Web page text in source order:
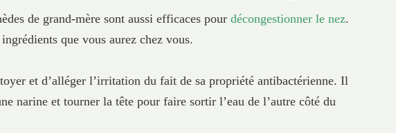
de grand-mère sont aussi efficaces pourdécongestionner le nez.
que vous aurez chez vous.
et d’alléger l’irritation du fait de sa propriété antibactérienne. Il
narine et tourner la tête pour faire sortir l’eau de l’autre côté du